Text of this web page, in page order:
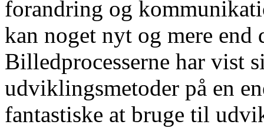
forandring og
kan noget nyt og mere end
Billedprocesserne har vist
udviklingsmetoder på en
fantastiske at bruge til